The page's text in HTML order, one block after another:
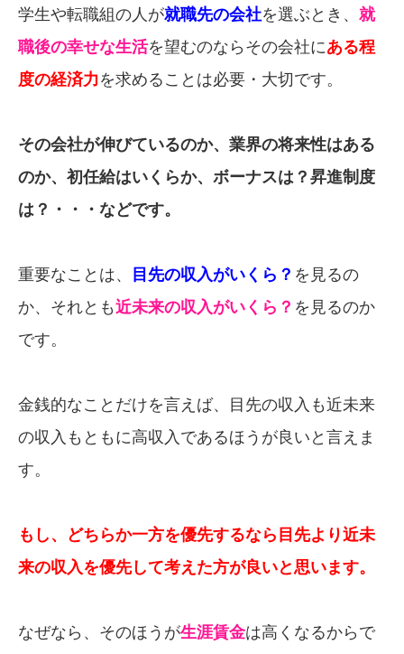
学生や転職組の人が就職先の会社を選ぶとき、 就
職後の幸せな生活を望むのならその会社にある程
度の経済力 を求めることは必要・大切です。
その会社が伸びているのか、業界の将来性はある
のか、初任給はいくらか、ボーナスは？昇進制度
は？・・・などです。
重要なことは、 目先の収入がいくら？ を見るの
か、それとも近未来の収入がいくら？ を見るのか
です。
金銭的なことだけを言えば、目先の収入も近未来
の収入もともに高収入であるほうが良いと言えま
す。
もし、どちらか一方を優先するなら目先より近未
来の収入を優先して考えた方が良いと思います。
なぜなら、そのほうが生涯賃金は高くなるからで